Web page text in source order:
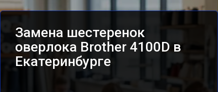
Замена шестеренок
оверлока Brother 4100D в
Екатеринбурге